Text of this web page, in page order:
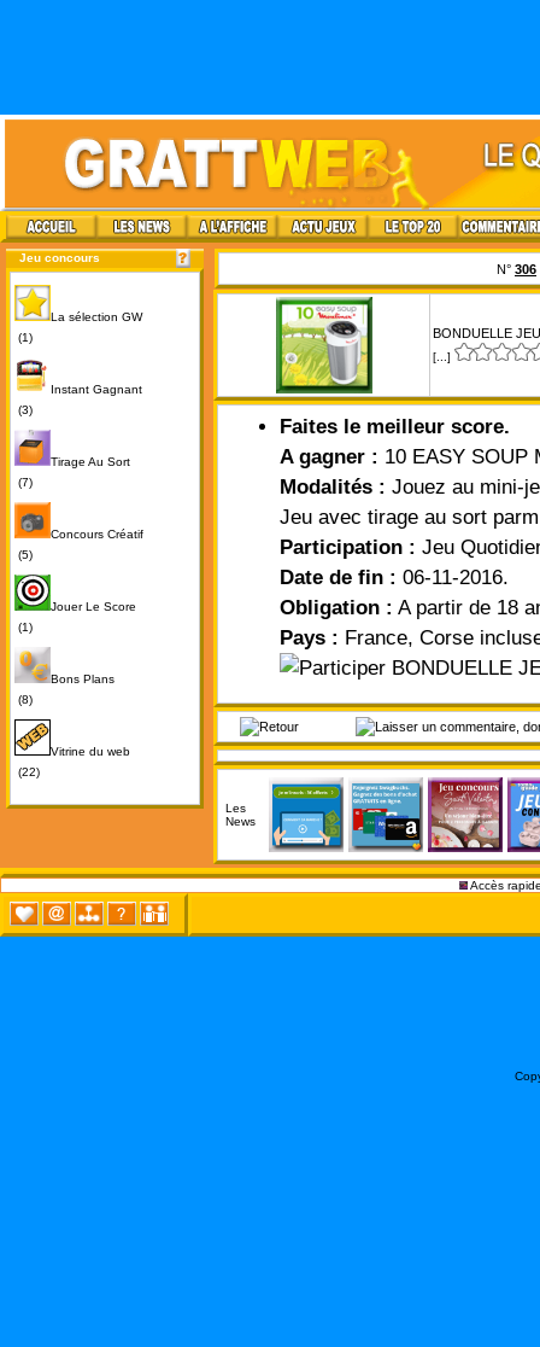
Jeu concours
La sélection GW
(1)
Instant Gagnant
(3)
Tirage Au Sort
(7)
Concours Créatif
(5)
Jouer Le Score
(1)
Bons Plans
(8)
Vitrine du web
(22)
N° 306
BONDUELLE
[...]
Faites le meilleur score.
A gagner : 10 EASY SOUP
Modalités : Jouez au mini-
Jeu avec tirage au sort
Participation : Jeu
Date de fin : 06-11-2016.
Obligation : A partir de 18
Pays : France, Corse
Les
News
Accès